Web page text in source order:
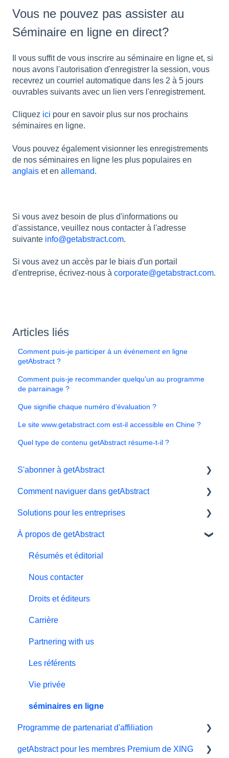
Vous ne pouvez pas assister au
Séminaire en ligne en direct?
Il vous suffit de vous inscrire au séminaire en ligne et, si
nous avons l'autorisation d'enregistrer la session, vous
recevrez un courriel automatique dans les 2 à 5 jours
ouvrables suivants avec un lien vers l'enregistrement.
Cliquez ici pour en savoir plus sur nos prochains
séminaires en ligne.
Vous pouvez également visionner les enregistrements
de nos séminaires en ligne les plus populaires en
anglais et en allemand.
Si vous avez besoin de plus d'informations ou
d'assistance, veuillez nous contacter à l'adresse
suivante info@getabstract.com.
Si vous avez un accès par le biais d'un portail
d'entreprise, écrivez-nous à corporate@getabstract.com.
Articles liés
Comment puis-je participer à un événement en ligne
getAbstract ?
Comment puis-je recommander quelqu'un au programme
de parrainage ?
Que signifie chaque numéro d'évaluation ?
Le site www.getabstract.com est-il accessible en Chine ?
Quel type de contenu getAbstract résume-t-il ?
S'abonner à getAbstract
Sbonnements
Données personnelles et préférences
Essai gratuit
#NextGenLeaders - plans d'études
Facturation et paiements
Offrir le cadeau de la connaissance
Comment naviguer dans getAbstract
Lecteur électronique
Application
Ma bibliothèque et mes listes
Préférences et affichage
Résumés
Support technique
Programme de parrainage
Solutions pour les entreprises
Outils d'apprentissage
Intégration getAbstract
Plan Teams
À propos de getAbstract
Résumés et éditorial
Nous contacter
Droits et éditeurs
Carrière
Partnering with us
Les référents
Vie privée
séminaires en ligne
Programme de partenariat d'affiliation
Affiliés et impact
getAbstract pour les membres Premium de XING